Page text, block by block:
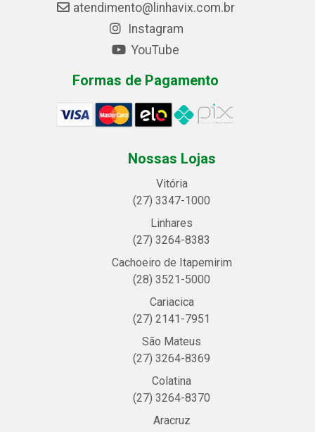
atendimento@linhavix.com.br
Instagram
YouTube
Formas de Pagamento
Nossas Lojas
Vitória
(27) 3347-1000
Linhares
(27) 3264-8383
Cachoeiro de Itapemirim
(28) 3521-5000
Cariacica
(27) 2141-7951
São Mateus
(27) 3264-8369
Colatina
(27) 3264-8370
Aracruz